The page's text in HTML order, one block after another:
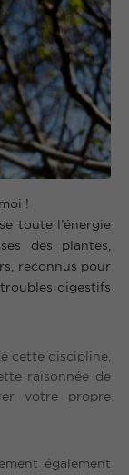
!
toute l’énergie
des plantes,
reconnus pour
digestifs
cette discipline,
raisonnée de
votre propre
également